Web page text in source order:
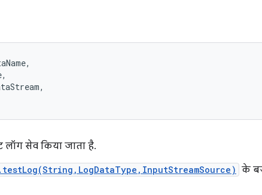
सेव किया जाता है.
के